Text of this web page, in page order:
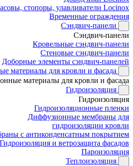
стопоры, улавливатели Locinox
Временные ограждения
Сэндвич-панели
Сэндвич-панели
Кровельные сэндвич-панели
Стеновые сэндвич-панели
Доборные элементы сэндвич-панелей
материалы для кровли и фасада
материалы для кровли и фасада
Гидроизоляция
Гидроизоляция
Гидроизоляционные пленки
Диффузионные мембраны для
гидроизоляции кровли
с антиконденсатным покрытием
Гидроизоляция и ветрозащита фасадов
Пароизоляция
Теплоизоляция